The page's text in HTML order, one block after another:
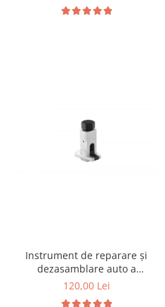
Instrument de reparare și
dezasamblare auto a
distribuitorului de unghi de
120,00 Lei